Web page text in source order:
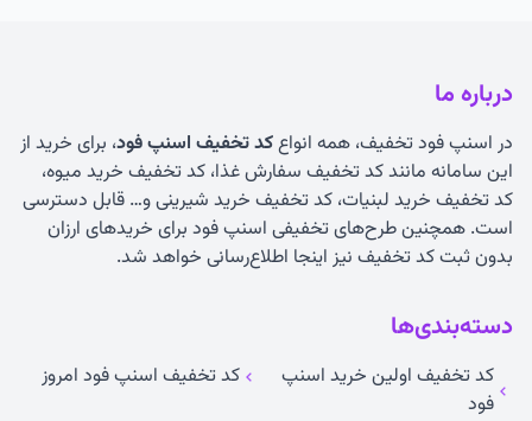
درباره ما
در اسنپ فود تخفیف، همه انواعکد تخفیف اسنپ فود، برای خرید از
این سامانه مانند کد تخفیف سفارش غذا، کد تخفیف خرید میوه،
کد تخفیف خرید لبنیات، کد تخفیف خرید شیرینی و… قابل دسترسی
است. همچنین طرح‌های تخفیفی اسنپ فود برای خریدهای ارزان
بدون ثبت کد تخفیف نیز اینجا اطلاع‌رسانی خواهد شد.
دسته‌بندی‌ها
کد تخفیف اولین خرید اسنپ
فود
کد تخفیف اسنپ فود امروز